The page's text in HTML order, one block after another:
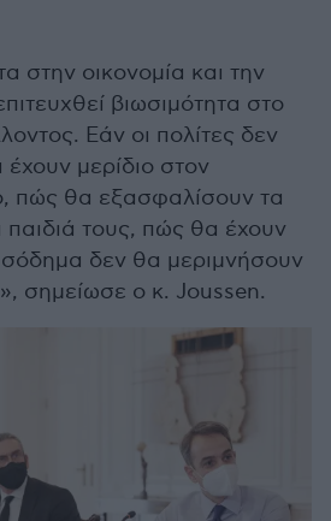
στην οικονομία και την
βιωσιμότητα στο
Εάν οι πολίτες δεν
μερίδιο στον
πώς θα εξασφαλίσουν τα
παιδιά τους, πώς θα έχουν
δεν θα μεριμνήσουν
σημείωσε ο κ. Joussen.